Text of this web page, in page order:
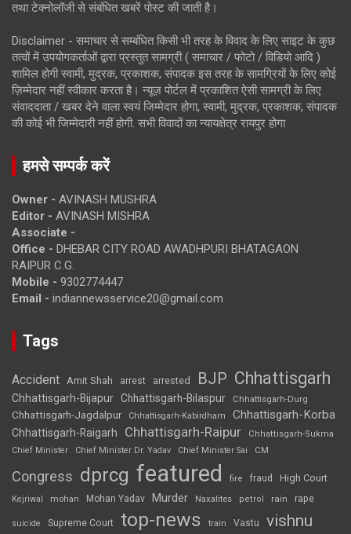
तथा टेक्नोलॉजी से संबंधित खबरें पोस्ट की जाती है।
Disclaimer - समाचार से सम्बंधित किसी भी तरह के विवाद के लिए साइट के कुछ
तत्वों में उपयोगकर्ताओं द्वारा प्रस्तुत सामग्री ( समाचार / फोटो / विडियो आदि )
शामिल होगी स्वामी, मुद्रक, प्रकाशक, संपादक इस तरह के सामग्रियों के लिए कोई
ज़िम्मेदार नहीं स्वीकार करता है। न्यूज़ पोर्टल में प्रकाशित ऐसी सामग्री के लिए
संवाददाता / खबर देने वाला स्वयं जिम्मेदार होगा, स्वामी, मुद्रक, प्रकाशक, संपादक
की कोई भी जिम्मेदारी नहीं होगी. सभी विवादों का न्यायक्षेत्र रायपुर होगा
हमसे सम्पर्क करें
Owner - AVINASH MUSHRA
Editor - AVINASH MISHRA
Associate -
Office - DHEBAR CITY ROAD AWADHPURI BHATAGAON
RAIPUR C.G.
Mobile - 9302774447
Email - indiannewsservice20@gmail.com
Tags
Accident Amit Shah arrest arrested BJP Chhattisgarh
Chhattisgarh-Bijapur Chhattisgarh-Bilaspur Chhattisgarh-Durg
Chhattisgarh-Jagdalpur Chhattisgarh-Kabirdham Chhattisgarh-Korba
Chhattisgarh-Raigarh Chhattisgarh-Raipur
Chhattisgarh-Sukma
Chief Minister
Chief Minister Dr. Yadav Chief Minister Sai CM
Congress dprcg featured fire fraud High Court
Kejriwal mohan Mohan Yadav Murder Naxalites petrol rain rape
suicide Supreme Court top-news train Vastu vishnu